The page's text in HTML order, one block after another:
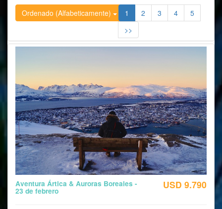
Ordenado (Alfabeticamente) 1 2 3 4
5
>>
Aventura Ártica & Auroras Boreales -
23 de febrero USD 9.790